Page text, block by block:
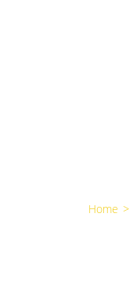
Home >